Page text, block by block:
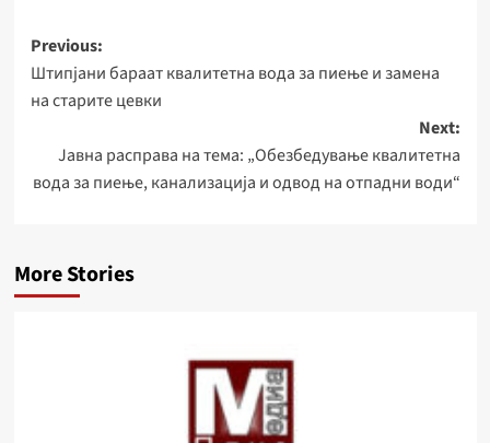
Post
navigation
Previous:
Штипјани бараат квалитетна вода за пиење и замена
на старите цевки
Next:
Јавна расправа на тема: „Обезбедување квалитетна
вода за пиење, канализација и одвод на отпадни води“
More Stories